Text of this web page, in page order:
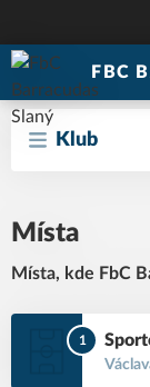
FBC
Klub
Místa
Místa, kde FbC
1